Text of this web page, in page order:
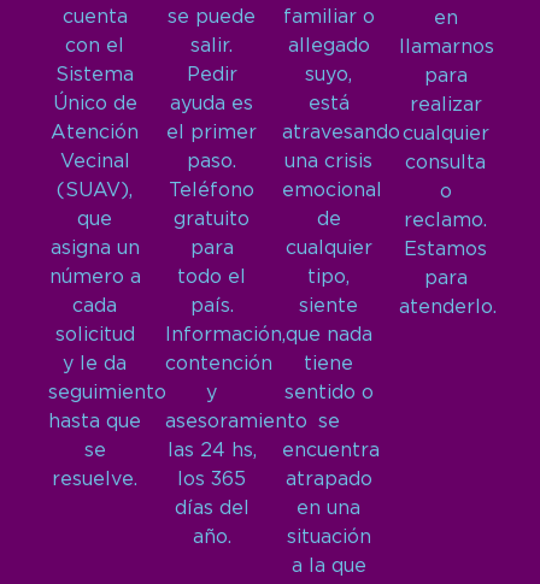
cuenta
con el
Sistema
Único de
Atención
Vecinal
(SUAV),
que
asigna un
número a
cada
solicitud
y le da
seguimiento
hasta que
se
resuelve.
se puede
salir.
Pedir
ayuda es
el primer
paso.
Teléfono
gratuito
para
todo el
país.
Información,
contención
y
asesoramiento
las 24 hs,
los 365
días del
año.
familiar o
allegado
suyo,
está
atravesando
una crisis
emocional
de
cualquier
tipo,
siente
que nada
tiene
sentido o
se
encuentra
atrapado
en una
situación
a la que
en
llamarnos
para
realizar
cualquier
consulta
o
reclamo.
Estamos
para
atenderlo.